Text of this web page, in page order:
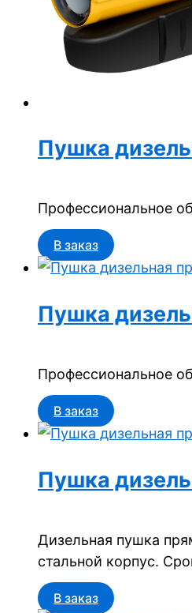
Пушка
Профессиональное
В заказ
Пушка
Профессиональное
В заказ
Пушка
Дизельная пушка
стальной корпус.
В заказ